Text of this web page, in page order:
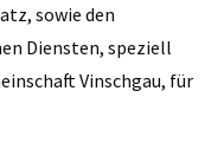
sowie den
Diensten, speziell
Vinschgau, für